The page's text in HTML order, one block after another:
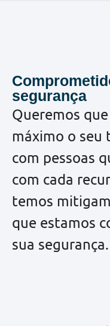
segurança
Queremos
máximo o seu
com pessoas
com cada
temos
que estamos
sua segurança.